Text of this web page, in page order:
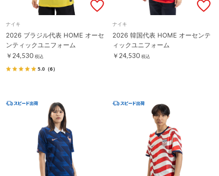
ナイキ
2026 ブラジル代表 HOME オーセ
ンティックユニフォーム
￥24,530 税込
5.0 （6）
ナイキ
2026 韓国代表 HOME オーセンテ
ィックユニフォーム
￥24,530 税込